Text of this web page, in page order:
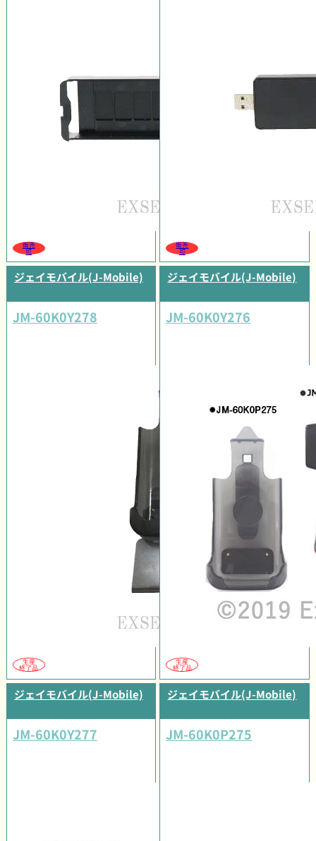
販売
可
販売
可
ジェイモバイル(J-Mobile)
JM-60K0Y278
生産
終了品
ジェイモバイル(J-Mobile)
JM-60K0Y276
生産
終了品
ジェイモバイル(J-Mobile)
JM-60K0Y277
ジェイモバイル(J-Mobile)
JM-60K0P275